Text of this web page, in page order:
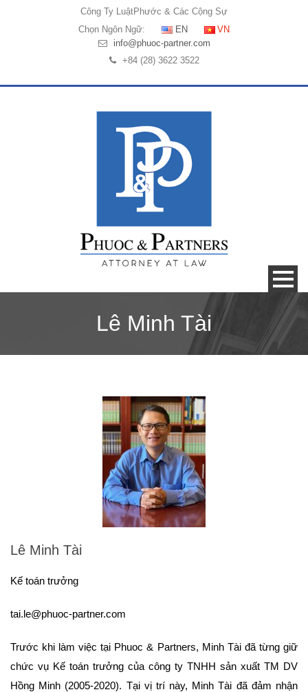
Công Ty LuậtPhước & Các Cộng Sự
Chọn Ngôn Ngữ:
EN
VN
info@phuoc-partner.com
+84 (28) 3622 3522
Lê Minh Tài
Lê Minh Tài
Kế toán trưởng
tai.le@phuoc-partner.com
Trước khi làm việc tại Phuoc & Partners, Minh Tài đã từng giữ
chức vụ Kế toán trưởng của công ty TNHH sản xuất TM DV
Hồng Minh (2005-2020). Tại vị trí này, Minh Tài đã đảm nhận